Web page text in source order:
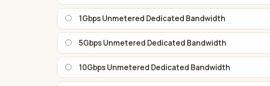
1Gbps Unmetered Dedicated Bandwidth
5Gbps Unmetered Dedicated Bandwidth
10Gbps Unmetered Dedicated Bandwidth